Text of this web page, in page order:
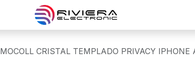
MOCOLL CRISTAL TEMPLADO PRIVACY IPHONE